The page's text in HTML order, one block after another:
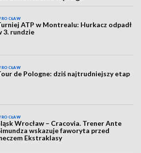
ATP w Montrealu: Hurkacz odpadł
3. rundzie
de Pologne: dziś najtrudniejszy etap
Wrocław – Cracovia. Trener Ante
wskazuje faworyta przed
Ekstraklasy